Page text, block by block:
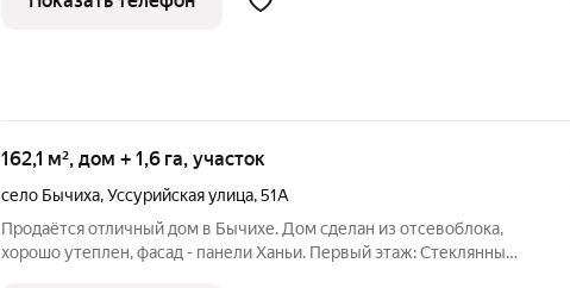
Дом: Подходит для
162,1 м², дом + 1,6 га, участок
село Бычиха,Уссурийская улица,51А
Продаётся отличный дом в Бычихе. Дом сделан из отсевоблока,
хорошо утеплен, фасад - панели Ханьи. Первый этаж: Стеклянный